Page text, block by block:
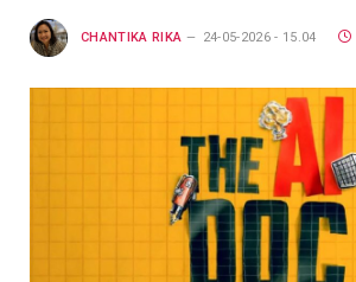
CHANTIKA RIKA 24-05-2026 - 15.04